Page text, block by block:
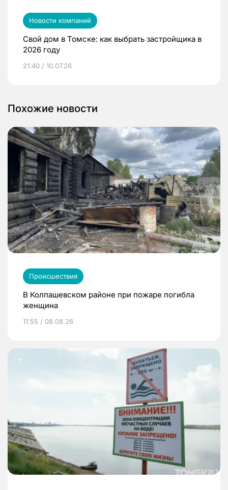
Новости компаний
Свой дом в Томске: как выбрать застройщика в
2026 году
21:40 / 10.07.26
Похожие новости
Происшествия
В Колпашевском районе при пожаре погибла
женщина
11:55 / 08.08.26